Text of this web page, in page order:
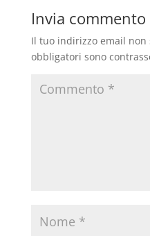
Invia commento
Il tuo indirizzo email non
obbligatori sono